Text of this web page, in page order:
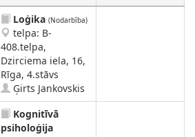
Loģika (Nodarbība)
telpa: B-
408.telpa,
Dzirciema iela, 16,
Rīga, 4.stāvs
Ģirts Jankovskis
Kognitīvā
psiholoģija